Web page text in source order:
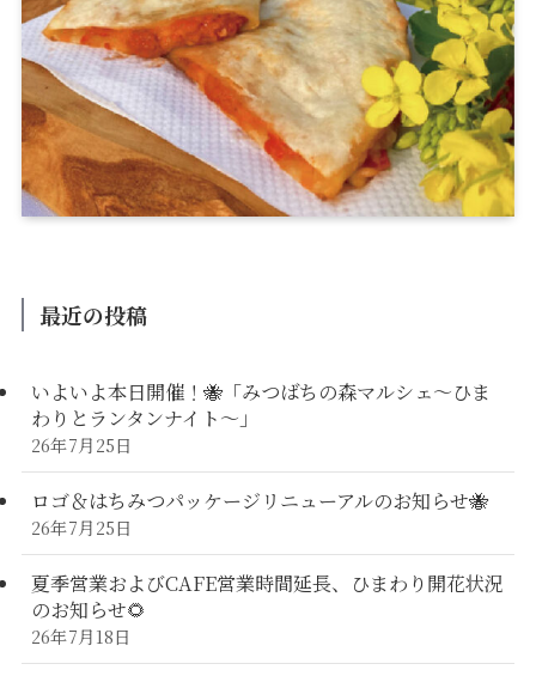
最近の投稿
いよいよ本日開催！🐝「みつばちの森マルシェ〜ひま
わりとランタンナイト〜」
26年7月25日
ロゴ＆はちみつパッケージリニューアルのお知らせ🐝
26年7月25日
夏季営業およびCAFE営業時間延長、ひまわり開花状況
のお知らせ🌻
26年7月18日